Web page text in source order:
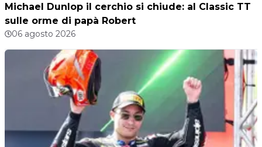
Michael Dunlop il cerchio si chiude: al Classic TT
sulle orme di papà Robert
06 agosto 2026